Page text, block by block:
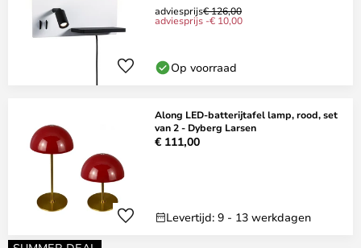
adviesprijs€ 126,00
adviesprijs -€ 10,00
Op voorraad
Along LED-batterijtafel lamp, rood, set
van 2 - Dyberg Larsen
€ 111,00
Levertijd: 9 - 13 werkdagen